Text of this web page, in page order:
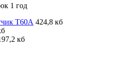
1 год
Т60А 424,8 кб
кб